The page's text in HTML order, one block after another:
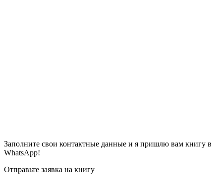
Заполните свои контактные данные и я пришлю вам книгу в
WhatsApp!
Отправьте заявка на книгу